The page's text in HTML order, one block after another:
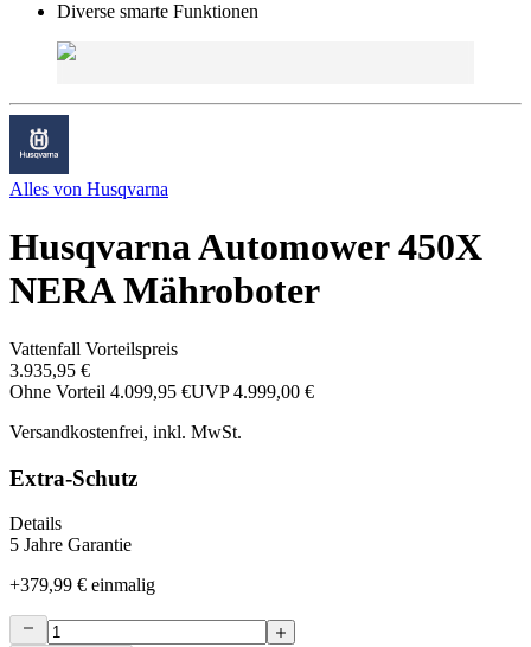
Diverse smarte Funktionen
Alles von Husqvarna
Husqvarna Automower 450X
NERA Mähroboter
Vattenfall Vorteilspreis
3.935,95 €
Ohne Vorteil 4.099,95 €UVP 4.999,00 €
Versandkostenfrei, inkl. MwSt.
Extra-Schutz
Details
5 Jahre Garantie
+379,99 € einmalig